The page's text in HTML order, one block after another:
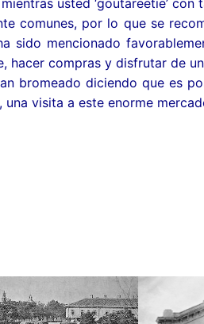
usted ‘goutareetie’ con
comunes, por lo que se
sido mencionado
hacer compras y disfrutar de
bromeado diciendo que es
visita a este enorme